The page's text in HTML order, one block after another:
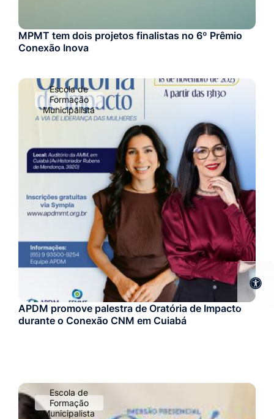
MPMT tem dois projetos finalistas no 6º Prêmio
Conexão Inova
Escola de
Formação
Municipalista
APDM promove palestra de Oratória de Impacto
durante o Conexão CNM em Cuiabá
Escola de
Formação
Municipalista